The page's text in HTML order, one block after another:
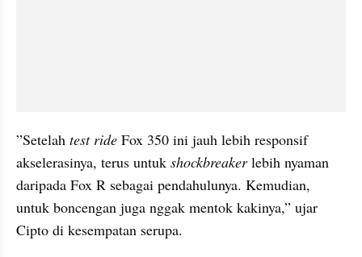
”Setelah test ride Fox 350 ini jauh lebih responsif
akselerasinya, terus untuk shockbreaker lebih nyaman
daripada Fox R sebagai pendahulunya. Kemudian,
untuk boncengan juga nggak mentok kakinya,” ujar
Cipto di kesempatan serupa.